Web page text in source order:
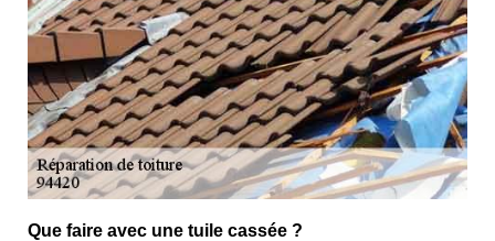
Que faire avec une tuile cassée ?